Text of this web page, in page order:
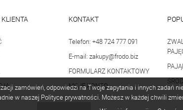
KONTAKT
Telefon: +48 724 777 091
E-mail: zakupy@frodo.biz
FORMULARZ KONTAKTOWY
MOJE KONTO
zamówień, odpowiedzi na Twoje zapytania i innych zadań
w naszej Polityce prywatności. Możesz w każdej chwili